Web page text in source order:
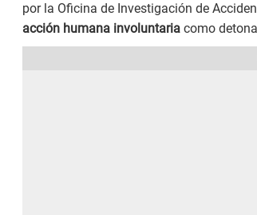
por la Oficina de Investigación de
acción humana involuntaria como